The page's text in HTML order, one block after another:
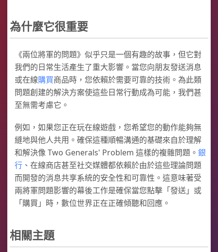
為什麼它很重要
《兩位將軍的問題》似乎只是一個有趣的故事，但它對
我們的日常生活產生了重大影響。當您向朋友發送消息
或在線購買商品時，您依賴於需要可靠的技術。為此類
問題創建的解決方案使這些日常行動成為可能，我們甚
至無需考慮它。
例如，如果您正在玩在線遊戲，您希望您的動作能夠無
縫地與他人共用。確保這種順暢溝通的基礎來自於理解
和解決像 Two Generals' Problem 這樣的複雜問題。 銀
行 、在線商店甚至社交媒體都依賴於由於這些理論問題
而開發的消息共享系統的安全性和可靠性。這意味著受
兩將軍問題影響的幕後工作是確保當您點擊「發送」或
「購買」時，數位世界正在正確傾聽和回應。
相關主題